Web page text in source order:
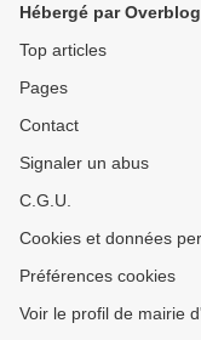
Hébergé par Overblog
Top articles
Pages
Contact
Signaler un abus
C.G.U.
Cookies et données
Préférences cookies
Voir le profil de mairie